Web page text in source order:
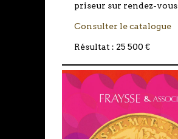
priseur sur rendez-vous
Consulter le catalogue
Résultat : 25 500 €